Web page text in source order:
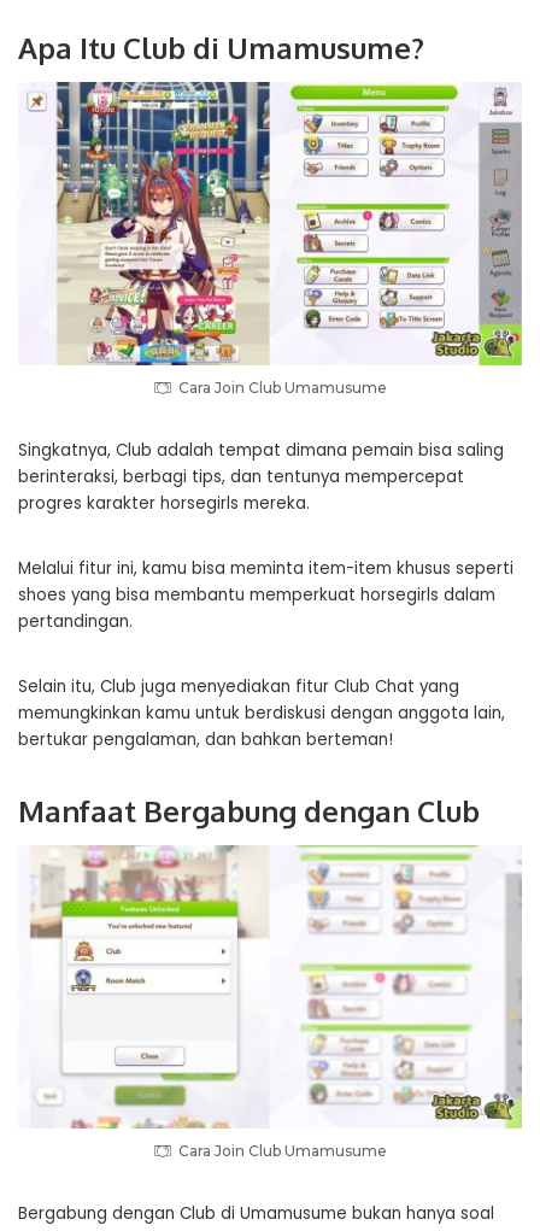
Apa Itu Club di Umamusume?
Cara Join Club Umamusume
Singkatnya, Club adalah tempat dimana pemain bisa saling
berinteraksi, berbagi tips, dan tentunya mempercepat
progres karakter horsegirls mereka.
Melalui fitur ini, kamu bisa meminta item-item khusus seperti
shoes yang bisa membantu memperkuat horsegirls dalam
pertandingan.
Selain itu, Club juga menyediakan fitur Club Chat yang
memungkinkan kamu untuk berdiskusi dengan anggota lain,
bertukar pengalaman, dan bahkan berteman!
Manfaat Bergabung dengan Club
Cara Join Club Umamusume
Bergabung dengan Club di Umamusume bukan hanya soal